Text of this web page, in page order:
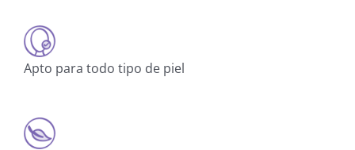
Apto para todo tipo de piel